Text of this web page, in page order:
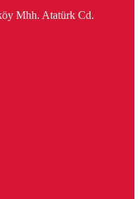
Mhh. Atatürk Cd.